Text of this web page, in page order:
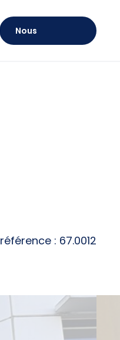
Nous
référence : 67.0012